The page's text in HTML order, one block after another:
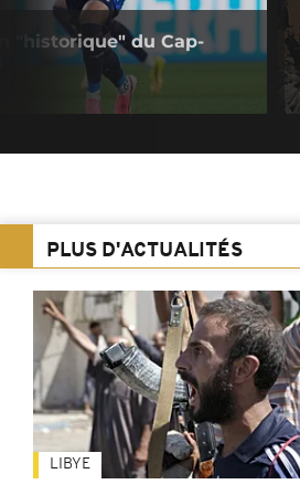
"historique" du Cap-
PLUS D'ACTUALITÉS
LIBYE